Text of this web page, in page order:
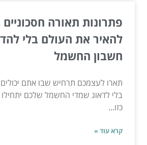
פתרונות תאורה
להאיר את העולם בלי
חשבון החשמל
תארו לעצמכם תרחיש שבו אתם
בלי לדאוג שמדי החשמל שלכם יתחילו
כזו...
קרא עוד »